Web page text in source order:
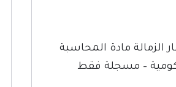
الزمالة مادة المحاسبة
– مسجلة فقط